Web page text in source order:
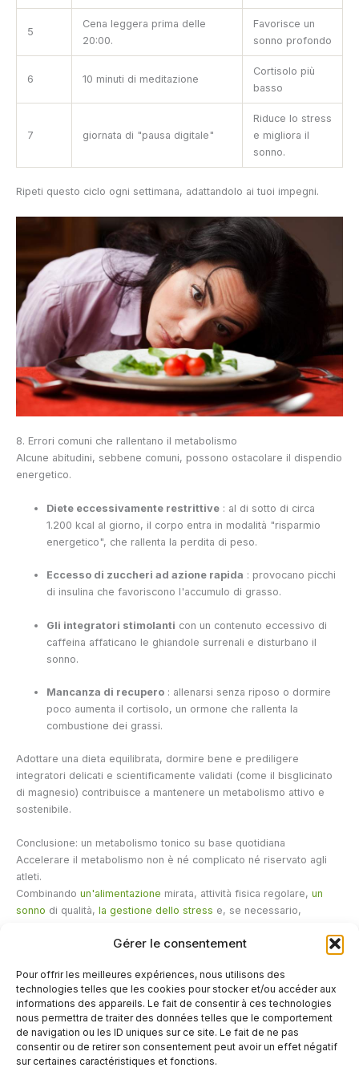
Gérer le consentement
Pour offrir les meilleures expériences, nous utilisons des
technologies telles que les cookies pour stocker et/ou accéder aux
informations des appareils. Le fait de consentir à ces technologies
nous permettra de traiter des données telles que le comportement
de navigation ou les ID uniques sur ce site. Le fait de ne pas
consentir ou de retirer son consentement peut avoir un effet négatif
sur certaines caractéristiques et fonctions.
5
Cena leggera prima delle
20:00.
Favorisce un
sonno profondo
6 10 minuti di meditazione
Cortisolo più
basso
7 giornata di "pausa digitale"
Riduce lo stress
e migliora il
sonno.
Ripeti questo ciclo ogni settimana, adattandolo ai tuoi impegni.
8. Errori comuni che rallentano il metabolismo
Alcune abitudini, sebbene comuni, possono ostacolare il dispendio
energetico.
Diete eccessivamente restrittive : al di sotto di circa
1.200 kcal al giorno, il corpo entra in modalità "risparmio
energetico", che rallenta la perdita di peso.
Eccesso di zuccheri ad azione rapida : provocano picchi
di insulina che favoriscono l'accumulo di grasso.
Gli integratori stimolanti con un contenuto eccessivo di
caffeina affaticano le ghiandole surrenali e disturbano il
sonno.
Mancanza di recupero : allenarsi senza riposo o dormire
poco aumenta il cortisolo, un ormone che rallenta la
combustione dei grassi.
Adottare una dieta equilibrata, dormire bene e prediligere
integratori delicati e scientificamente validati (come il bisglicinato
di magnesio) contribuisce a mantenere un metabolismo attivo e
sostenibile.
Conclusione: un metabolismo tonico su base quotidiana
Accelerare il metabolismo non è né complicato né riservato agli
atleti.
Combinando un'alimentazione mirata, attività fisica regolare, un
sonno di qualità, la gestione dello stress e, se necessario,
corpo le condizioni ideali per trasformare le calorie in energia.
Adotta queste abitudini, monitora i tuoi progressi e vedrai che la
tua energia e vitalità diventeranno una parte duratura della tua vita.
←Articolo precedente Articolo successivo→